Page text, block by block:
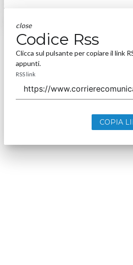
close
Codice Rss
Clicca sul pulsante per copiare il link
appunti.
RSS link
COPIA